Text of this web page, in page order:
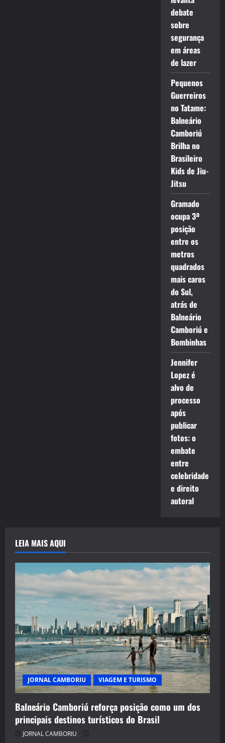
debate
sobre
segurança
em áreas
de lazer
Pequenos
Guerreiros
no Tatame:
Balneário
Camboriú
Brilha no
Brasileiro
Kids de Jiu-
Jitsu
Gramado
ocupa 3ª
posição
entre os
metros
quadrados
mais caros
do Sul,
atrás de
Balneário
Camboriú e
Bombinhas
Jennifer
Lopez é
alvo de
processo
após
publicar
fotos: o
embate
entre
celebridade
e direito
autoral
LEIA MAIS AQUI
JORNAL CAMBORIU VIAGEM E TURISMO
Balneário Camboriú reforça posição como um dos
principais destinos turísticos do Brasil
JORNAL CAMBORIU